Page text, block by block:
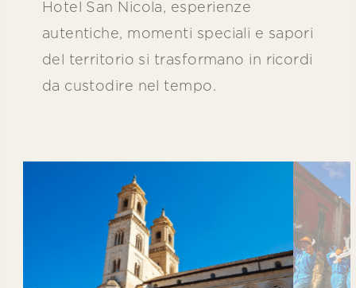
Hotel San Nicola, esperienze
autentiche, momenti speciali e sapori
del territorio si trasformano in ricordi
da custodire nel tempo.